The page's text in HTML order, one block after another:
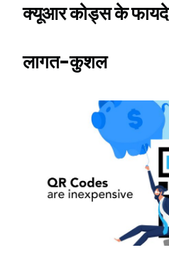
क्यूआर कोड्स के फायदे
लागत-कुशल